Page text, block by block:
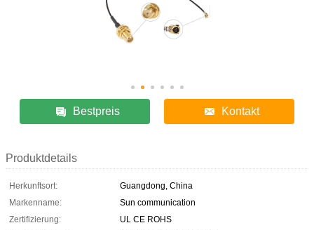
Bestpreis Kontakt
Produktdetails
Herkunftsort:
Guangdong, China
Markenname:
Sun communication
Zertifizierung:
UL CE ROHS